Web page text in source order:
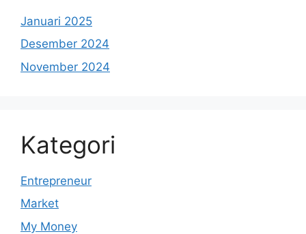
Januari 2025
Desember 2024
November 2024
Kategori
Entrepreneur
Market
My Money